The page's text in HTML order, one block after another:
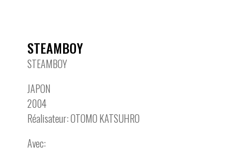
STEAMBOY
STEAMBOY
JAPON
2004
Réalisateur: OTOMO KATSUHRO
Avec: